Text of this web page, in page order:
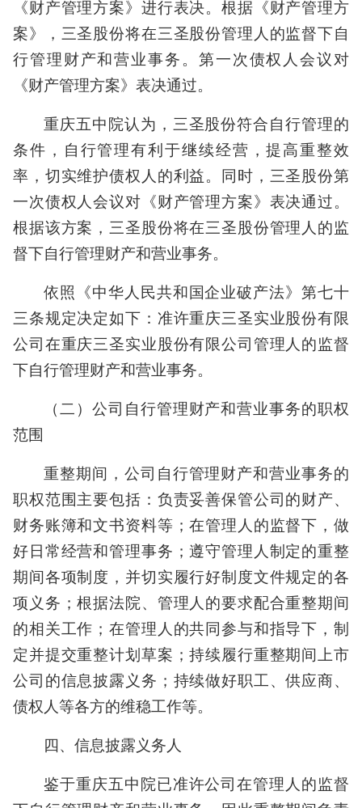
《财产管理方案》进行表决。根据《财产管理方
案》，三圣股份将在三圣股份管理人的监督下自
行管理财产和营业事务。第一次债权人会议对
《财产管理方案》表决通过。
重庆五中院认为，三圣股份符合自行管理的
条件，自行管理有利于继续经营，提高重整效
率，切实维护债权人的利益。同时，三圣股份第
一次债权人会议对《财产管理方案》表决通过。
根据该方案，三圣股份将在三圣股份管理人的监
督下自行管理财产和营业事务。
依照《中华人民共和国企业破产法》第七十
三条规定决定如下：准许重庆三圣实业股份有限
公司在重庆三圣实业股份有限公司管理人的监督
下自行管理财产和营业事务。
（二）公司自行管理财产和营业事务的职权
范围
重整期间，公司自行管理财产和营业事务的
职权范围主要包括：负责妥善保管公司的财产、
财务账簿和文书资料等；在管理人的监督下，做
好日常经营和管理事务；遵守管理人制定的重整
期间各项制度，并切实履行好制度文件规定的各
项义务；根据法院、管理人的要求配合重整期间
的相关工作；在管理人的共同参与和指导下，制
定并提交重整计划草案；持续履行重整期间上市
公司的信息披露义务；持续做好职工、供应商、
债权人等各方的维稳工作等。
四、信息披露义务人
鉴于重庆五中院已准许公司在管理人的监督